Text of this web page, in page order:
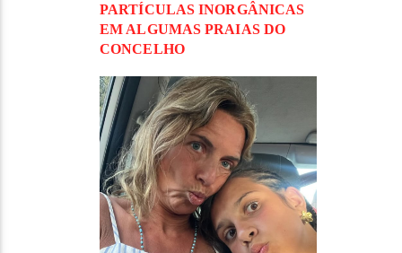
PARTÍCULAS INORGÂNICAS
EM ALGUMAS PRAIAS DO
CONCELHO